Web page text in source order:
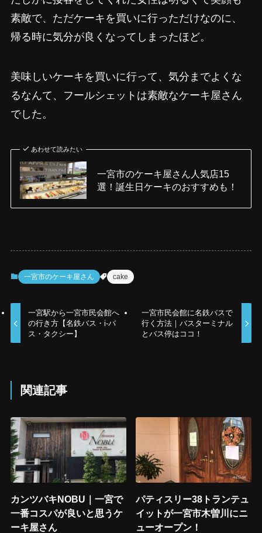
素敵で、ただケーキを買いに行っただけなのに、
帰る時に気分が良くなってしまったほど。
美味しいケーキを買いに行って、気分までよくな
るなんて、フールシェットは素敵なケーキ屋さん
でした。
あわせて読みたい
一宮市のケーキ屋さん人気店15
選！誕生日ケーキのおすすめも！
一宮市のケーキ屋さん cake
一宮駅から一宮市民会館へ
の行き方【名鉄バス・i-バ
ス・タクシー】
一宮市民会館に名鉄バスで
行く方法｜バスターミナル
とバス停はココ！
関連記事
カンツバキNOBU｜一宮で
一番コスパが良いと思うケ
ーキ屋さん
パティスリー38トランテュ
イットが一宮市木曽川にニ
ューオープン！